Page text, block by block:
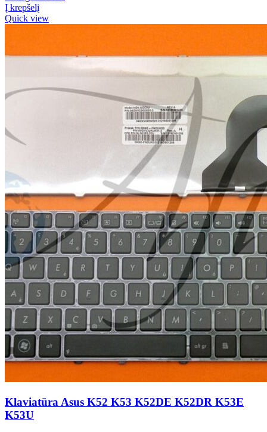
Į krepšelį
Quick view
Klaviatūra Asus K52 K53 K52DE K52DR K53E
K53U